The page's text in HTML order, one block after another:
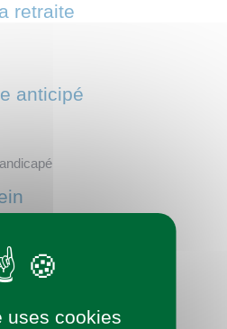
retraite
anticipé
de base
uses cookies